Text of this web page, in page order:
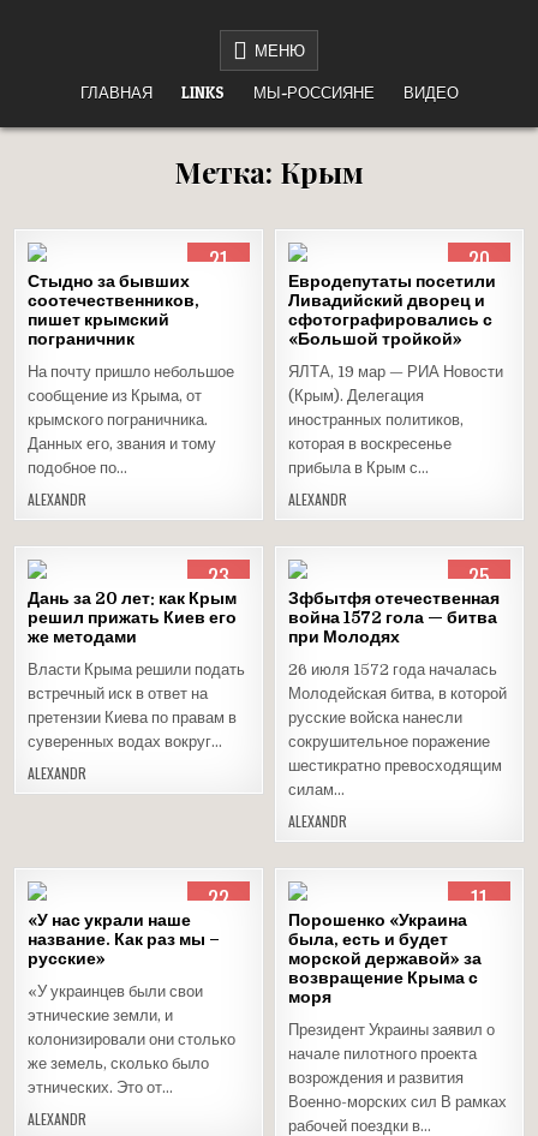
МЕНЮ
ГЛАВНАЯ LINKS МЫ-РОССИЯНЕ ВИДЕО
Метка: Крым
21
Опубликовано
в
Стыдно за бывших
соотечественников,
пишет крымский
пограничник
На почту пришло небольшое
сообщение из Крыма, от
крымского пограничника.
Данных его, звания и тому
подобное по…
ALEXANDR
20
МАР
2017
Опубликовано
в
Евродепутаты посетили
Ливадийский дворец и
сфотографировались с
«Большой тройкой»
ЯЛТА, 19 мар — РИА Новости
(Крым). Делегация
иностранных политиков,
которая в воскресенье
прибыла в Крым с…
ALEXANDR
23
АВГ
2016
Опубликовано
Дань за 20 лет: как Крым
решил прижать Киев его
же методами
Власти Крыма решили подать
встречный иск в ответ на
претензии Киева по правам в
суверенных водах вокруг…
ALEXANDR
25
ОКТ
2015
Опубликовано
в
Зфбытфя отечественная
война 1572 гола — битва
при Молодях
26 июля 1572 года началась
Молодейская битва, в которой
русские войска нанесли
сокрушительное поражение
шестикратно превосходящим
силам…
ALEXANDR
22
Опубликовано
«У нас украли наше
название. Как раз мы –
русские»
«У украинцев были свои
этнические земли, и
колонизировали они столько
же земель, сколько было
этнических. Это от…
ALEXANDR
11
2015
Опубликовано
в
Порошенко «Украина
была, есть и будет
морской державой» за
возвращение Крыма с
моря
Президент Украины заявил о
начале пилотного проекта
возрождения и развития
Военно-морских сил В рамках
рабочей поездки в…